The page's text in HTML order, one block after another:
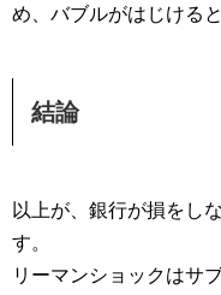
め、バブルがはじける
結論
以上が、銀行が損をし
す。
リーマンショックはサ